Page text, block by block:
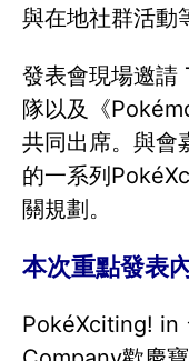
與在地社群活動
發表會現場邀
隊以及《
共同出席。與會
的一系列
關規劃。
本次重點發表
PokéXciting! in